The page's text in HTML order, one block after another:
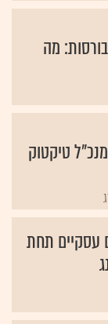
מה
טיקטוק
עסקיים תחת